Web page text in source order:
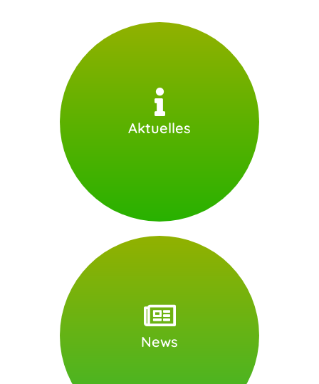
Aktuelles
News
News finden Sie hier: